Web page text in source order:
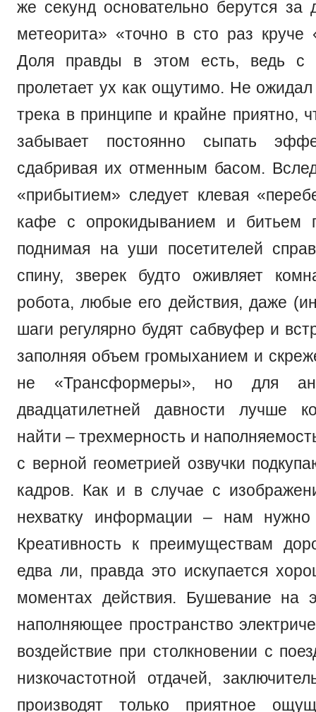
же секунд основательно берутся за
метеорита» «точно в сто раз круче
Доля правды в этом есть, ведь
пролетает ух как ощутимо. Не
трека в принципе и крайне приятно,
забывает постоянно сыпать
сдабривая их отменным басом.
«прибытием» следует клевая
кафе с опрокидыванием и битьем
поднимая на уши посетителей
спину, зверек будто оживляет
робота, любые его действия, даже
шаги регулярно будят сабвуфер и
заполняя объем громыханием и
не «Трансформеры», но для
двадцатилетней давности лучше
найти – трехмерность и
с верной геометрией озвучки
кадров. Как и в случае с
нехватку информации – нам нужно
Креативность к преимуществам
едва ли, правда это искупается
моментах действия. Бушевание на
наполняющее пространство
воздействие при столкновении с
низкочастотной отдачей,
производят только приятное